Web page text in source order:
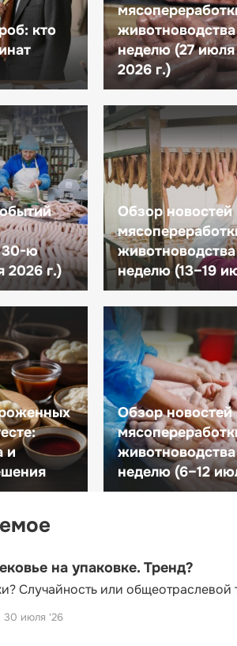
кто
неделю (27 июля
2026 г.)
30-ю
2026 г.)
Обзор
неделю (13–19
и
Обзор
неделю (6–12
на упаковке. Тренд?
Случайность или общеотраслевой
30 июля '26